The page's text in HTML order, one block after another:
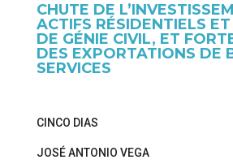
CHUTE DE
ACTIFS RÉSIDENTIELS
DE GÉNIE CIVIL, ET
DES EXPORTATIONS DE
SERVICES
CINCO DIAS
JOSÉ ANTONIO VEGA